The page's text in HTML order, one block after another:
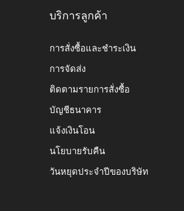
บริการลูกค้า
การสั่งซื้อและชำระเงิน
การจัดส่ง
ติดตามรายการสั่งซื้อ
บัญชีธนาคาร
แจ้งเงินโอน
นโยบายรับคืน
วันหยุดประจำปีของบริษัท